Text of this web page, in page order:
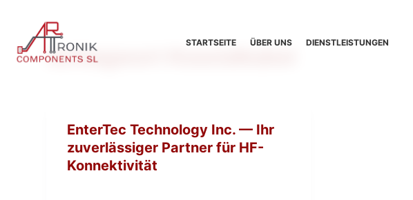
m
STARTSEITE ÜBER UNS DIENSTLEISTUNGEN
Schlagwort
EnterTec Technology Inc. — Ihr
zuverlässiger Partner für HF-
Konnektivität